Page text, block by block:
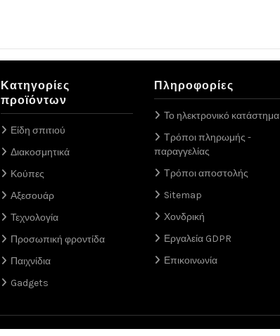
Κατηγορίες
προϊόντων
Είδη σπιτιού
Διακοσμητικά
Κούπες
Αξεσουάρ
Τεχνολογία
Προσωπική φροντίδα
Παιχνίδια
Gadgets
Πληροφορίες
Το ηλεκτρονικό κατάστημα
Τρόποι πληρωμής -
παραγγελίας
Τρόποι αποστολής
Sitemap
Χονδρική
Εργαλεία GDPR
Επικοινωνία